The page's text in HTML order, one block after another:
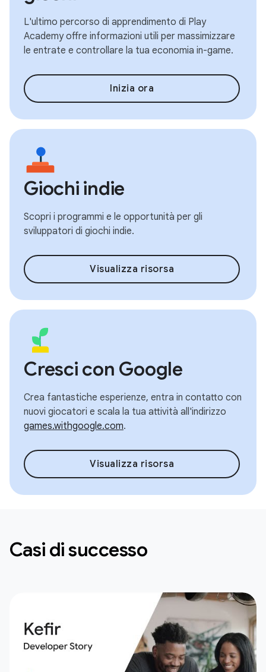
L'ultimo percorso di apprendimento di Play
Academy offre informazioni utili per massimizzare
le entrate e controllare la tua economia in-game.
Inizia ora
Giochi indie
Scopri i programmi e le opportunità per gli
sviluppatori di giochi indie.
Visualizza risorsa
Cresci con Google
Crea fantastiche esperienze, entra in contatto con
nuovi giocatori e scala la tua attività all'indirizzo
games.withgoogle.com.
Visualizza risorsa
Casi di successo